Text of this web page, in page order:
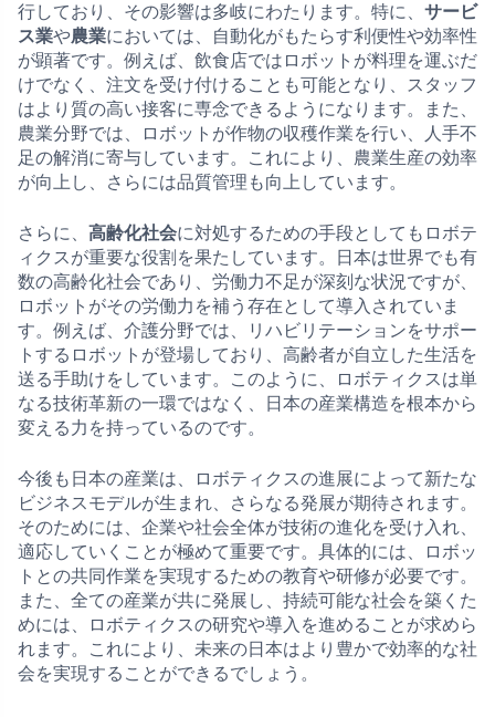
行しており、その影響は多岐にわたります。特に、 サービ
ス業や農業においては、自動化がもたらす利便性や効率性
が顕著です。例えば、飲食店ではロボットが料理を運ぶだ
けでなく、注文を受け付けることも可能となり、スタッフ
はより質の高い接客に専念できるようになります。また、
農業分野では、ロボットが作物の収穫作業を行い、人手不
足の解消に寄与しています。これにより、農業生産の効率
が向上し、さらには品質管理も向上しています。
さらに、 高齢化社会に対処するための手段としてもロボテ
ィクスが重要な役割を果たしています。日本は世界でも有
数の高齢化社会であり、労働力不足が深刻な状況ですが、
ロボットがその労働力を補う存在として導入されていま
す。例えば、介護分野では、リハビリテーションをサポー
トするロボットが登場しており、高齢者が自立した生活を
送る手助けをしています。このように、ロボティクスは単
なる技術革新の一環ではなく、日本の産業構造を根本から
変える力を持っているのです。
今後も日本の産業は、ロボティクスの進展によって新たな
ビジネスモデルが生まれ、さらなる発展が期待されます。
そのためには、企業や社会全体が技術の進化を受け入れ、
適応していくことが極めて重要です。具体的には、ロボッ
トとの共同作業を実現するための教育や研修が必要です。
また、全ての産業が共に発展し、持続可能な社会を築くた
めには、ロボティクスの研究や導入を進めることが求めら
れます。これにより、未来の日本はより豊かで効率的な社
会を実現することができるでしょう。